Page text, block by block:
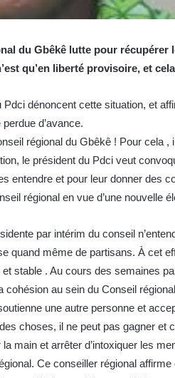
du Gbêkê lutte pour récupérer
qu’en liberté provisoire, et
dénoncent cette situation, et
d’avance.
régional du Gbêkê ! Pour cela ,
le président du Pdci veut
entendre et pour leur donner des
régional en vue d’une nouvelle
par intérim du conseil
quand même de partisans. À cet
stable . Au cours des semaines
au sein du Conseil
une autre personne et
choses, il ne peut pas gagner et
main et arrêter d’intoxiquer les
Ce conseiller régional